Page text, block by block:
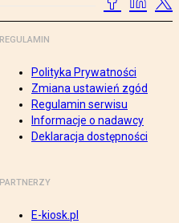
REGULAMIN
Polityka Prywatności
Zmiana ustawień zgód
Regulamin serwisu
Informacje o nadawcy
Deklaracja dostępności
PARTNERZY
E-kiosk.pl